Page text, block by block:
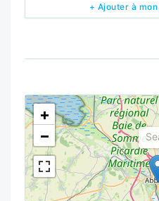
+ Ajouter à
<!---->
+
−